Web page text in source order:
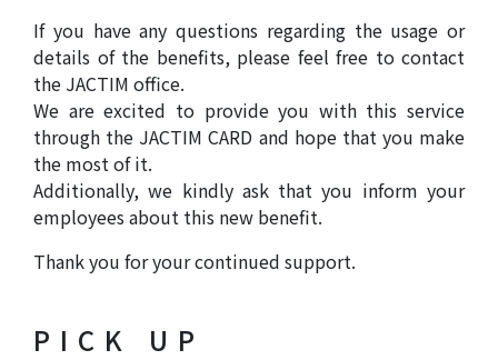
If you have any questions regarding the usage or
details of the benefits, please feel free to contact
the JACTIM office.
We are excited to provide you with this service
through the JACTIM CARD and hope that you make
the most of it.
Additionally, we kindly ask that you inform your
employees about this new benefit.
Thank you for your continued support.
PICK UP